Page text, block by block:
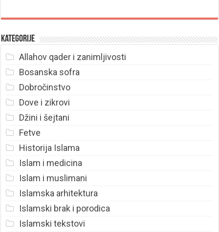
Kategorije
Allahov qader i zanimljivosti
Bosanska sofra
Dobročinstvo
Dove i zikrovi
Džini i šejtani
Fetve
Historija Islama
Islam i medicina
Islam i muslimani
Islamska arhitektura
Islamski brak i porodica
Islamski tekstovi